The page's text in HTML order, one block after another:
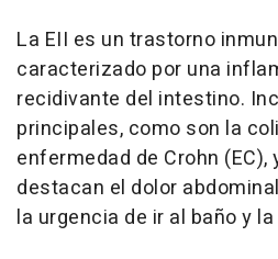
La EII es un trastorno
caracterizado por una
recidivante del intestino.
principales, como son la
enfermedad de Crohn
destacan el dolor
la urgencia de ir al baño y